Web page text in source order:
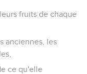
fruits de chaque
anciennes, les
ce qu'elle